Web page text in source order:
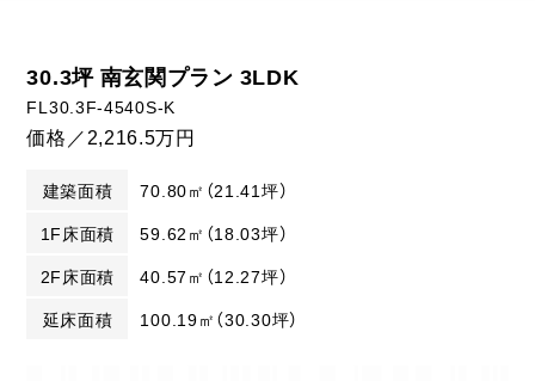
30.3坪 南玄関プラン 3LDK
FL30.3F-4540S-K
価格／2,216.5万円
建築面積
70.80㎡（21.41坪）
1F床面積
59.62㎡（18.03坪）
2F床面積
40.57㎡（12.27坪）
延床面積
100.19㎡（30.30坪）